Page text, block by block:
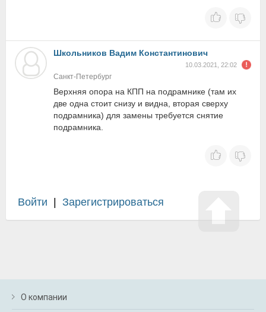
Школьников Вадим Константинович
10.03.2021, 22:02
Санкт-Петербург
Верхняя опора на КПП на подрамнике (там их
две одна стоит снизу и видна, вторая сверху
подрамника) для замены требуется снятие
подрамника.
Войти Зарегистрироваться
О компании